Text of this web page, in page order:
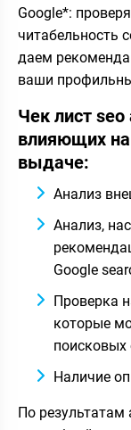
Google*:
читабельность
даем
ваши
Чек лист
влияющих на
выдаче:
Анализ
Анализ,
Google
Проверка
которые
поисковых
Наличие
По